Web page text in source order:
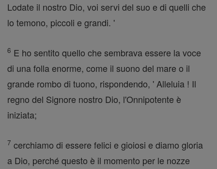
Lodate il nostro Dio, voi servi del suo e di quelli che
lo temono, piccoli e grandi. '
6 E ho sentito quello che sembrava essere la voce
di una folla enorme, come il suono del mare o il
grande rombo di tuono, rispondendo, ' Alleluia ! Il
regno del Signore nostro Dio, l'Onnipotente è
iniziata;
7 cerchiamo di essere felici e gioiosi e diamo gloria
a Dio, perché questo è il momento per le nozze